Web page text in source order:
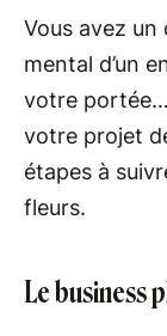
Vous avez
mental d’un
votre
votre projet
étapes à
fleurs.
Le business